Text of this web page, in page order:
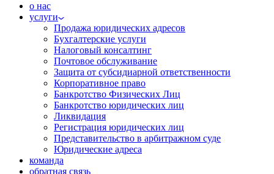
о нас
услуги
Продажа юридических адресов
Бухгалтерские услуги
Налоговый консалтинг
Почтовое обслуживание
Защита от субсидиарной ответственности
Корпоративное право
Банкротство Физических Лиц
Банкротство юридических лиц
Ликвидация
Регистрация юридических лиц
Представительство в арбитражном суде
Юридические адреса
команда
обратная связь